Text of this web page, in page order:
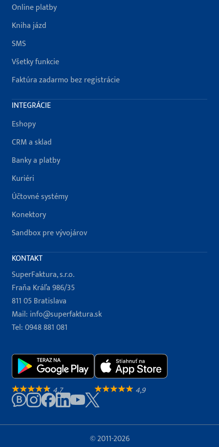
Online platby
Kniha jázd
SMS
Všetky funkcie
Faktúra zadarmo bez registrácie
INTEGRÁCIE
Eshopy
CRM a sklad
Banky a platby
Kuriéri
Účtovné systémy
Konektory
Sandbox pre vývojárov
KONTAKT
SuperFaktura, s.r.o.
Fraňa Kráľa 986/35
811 05 Bratislava
Mail: info@superfaktura.sk
Tel:0948 881 081
4,7 4,9
© 2011-2026